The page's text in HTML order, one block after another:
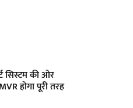
सिस्टम की ओर
होगा पूरी तरह